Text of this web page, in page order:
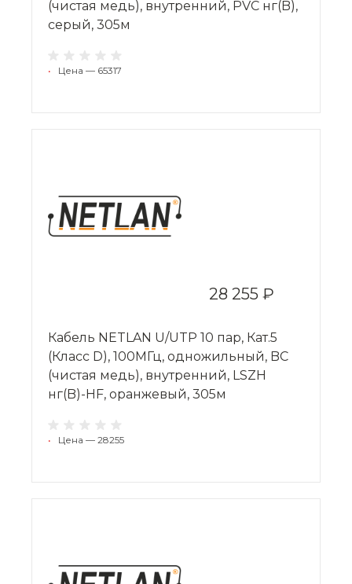
(чистая медь), внутренний, PVC нг(B),
серый, 305м
• Цена — 65317
28 255 ₽
Кабель NETLAN U/UTP 10 пар, Кат.5
(Класс D), 100МГц, одножильный, BC
(чистая медь), внутренний, LSZH
нг(B)-HF, оранжевый, 305м
• Цена — 28255